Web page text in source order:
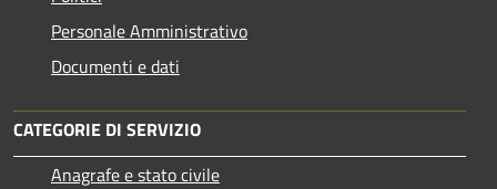
Personale Amministrativo
Documenti e dati
CATEGORIE DI SERVIZIO
Anagrafe e stato civile